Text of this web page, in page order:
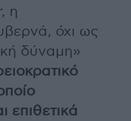
, η
όχι ως
δύναμη»
επιθετικά